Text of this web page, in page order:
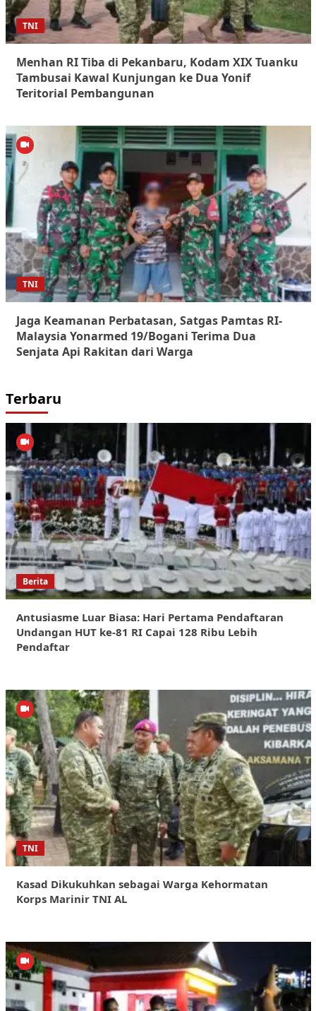
TNI
Menhan RI Tiba di Pekanbaru, Kodam XIX Tuanku
Tambusai Kawal Kunjungan ke Dua Yonif
Teritorial Pembangunan
TNI
Jaga Keamanan Perbatasan, Satgas Pamtas RI-
Malaysia Yonarmed 19/Bogani Terima Dua
Senjata Api Rakitan dari Warga
Terbaru
Berita
Antusiasme Luar Biasa: Hari Pertama Pendaftaran
Undangan HUT ke-81 RI Capai 128 Ribu Lebih
Pendaftar
TNI
Kasad Dikukuhkan sebagai Warga Kehormatan
Korps Marinir TNI AL